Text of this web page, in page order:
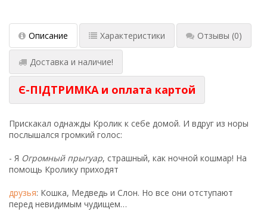
Описание Характеристики Отзывы (0)
Доставка и наличие!
Є-ПІДТРИМКА и оплата картой
Прискакал однажды Кролик к себе домой. И вдруг из норы
послышался громкий голос:
- Я Огромный прыгуар, страшный, как ночной кошмар! На
помощь Кролику приходят
друзья: Кошка, Медведь и Слон. Но все они отступают
перед невидимым чудищем…